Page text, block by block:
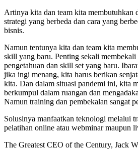
Artinya kita dan team kita membutuhkan
strategi yang berbeda dan cara yang
bisnis.
Namun tentunya kita dan team kita
skill yang baru. Penting sekali
pengetahuan dan skill set yang baru.
jika ingi menang, kita harus berikan
kita. Dan dalam situasi pandemi ini, kita
berkumpul dalam ruangan dan
Namun training dan pembekalan sangat
Solusinya manfaatkan teknologi melalui
pelatihan online atau webminar maupun
The Greatest CEO of the Century, Jack